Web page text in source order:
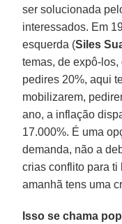
ser solucionada
interessados. Em
esquerda (Siles
temas, de expô-
pedires 20%, aqui
mobilizarem,
ano, a inflação
17.000%. É uma
demanda, não a
crias conflito para ti
amanhã tens uma
Isso se chama